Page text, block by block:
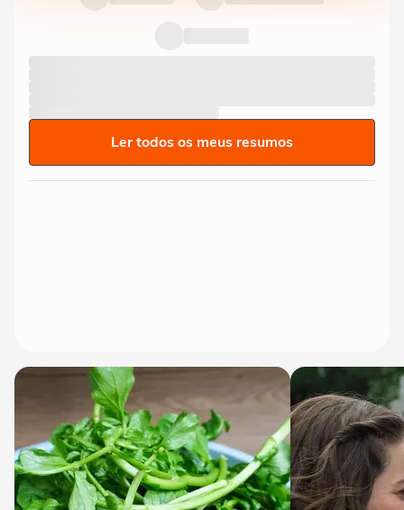
Ler todos os meus resumos